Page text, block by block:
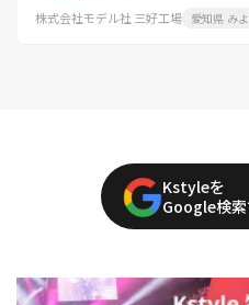
株式会社モデル社 三好工場 愛知県 み
Kstyleを
Google検